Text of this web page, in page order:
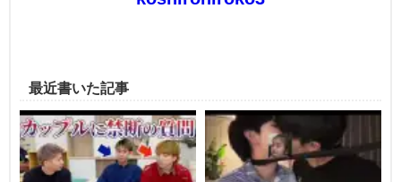
最近書いた記事